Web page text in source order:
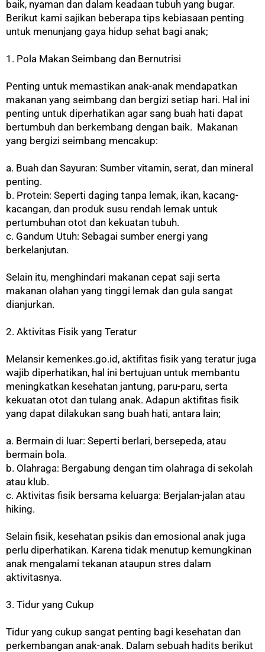
baik, nyaman dan dalam keadaan tubuh yang bugar.
Berikut kami sajikan beberapa tips kebiasaan penting
untuk menunjang gaya hidup sehat bagi anak;
1. Pola Makan Seimbang dan Bernutrisi
Penting untuk memastikan anak-anak mendapatkan
makanan yang seimbang dan bergizi setiap hari. Hal ini
penting untuk diperhatikan agar sang buah hati dapat
bertumbuh dan berkembang dengan baik. Makanan
yang bergizi seimbang mencakup:
a. Buah dan Sayuran: Sumber vitamin, serat, dan mineral
penting.
b. Protein: Seperti daging tanpa lemak, ikan, kacang-
kacangan, dan produk susu rendah lemak untuk
pertumbuhan otot dan kekuatan tubuh.
c. Gandum Utuh: Sebagai sumber energi yang
berkelanjutan.
Selain itu, menghindari makanan cepat saji serta
makanan olahan yang tinggi lemak dan gula sangat
dianjurkan.
2. Aktivitas Fisik yang Teratur
Melansir kemenkes.go.id, aktifitas fisik yang teratur juga
wajib diperhatikan, hal ini bertujuan untuk membantu
meningkatkan kesehatan jantung, paru-paru, serta
kekuatan otot dan tulang anak. Adapun aktifitas fisik
yang dapat dilakukan sang buah hati, antara lain;
a. Bermain di luar: Seperti berlari, bersepeda, atau
bermain bola.
b. Olahraga: Bergabung dengan tim olahraga di sekolah
atau klub.
c. Aktivitas fisik bersama keluarga: Berjalan-jalan atau
hiking.
Selain fisik, kesehatan psikis dan emosional anak juga
perlu diperhatikan. Karena tidak menutup kemungkinan
anak mengalami tekanan ataupun stres dalam
aktivitasnya.
3. Tidur yang Cukup
Tidur yang cukup sangat penting bagi kesehatan dan
perkembangan anak-anak. Dalam sebuah hadits berikut